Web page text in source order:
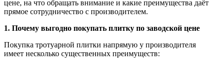
цене, на что обращать внимание и какие преимущества даёт
прямое сотрудничество с производителем.
1. Почему выгодно покупать плитку по заводской цене
Покупка тротуарной плитки напрямую у производителя
имеет несколько существенных преимуществ: